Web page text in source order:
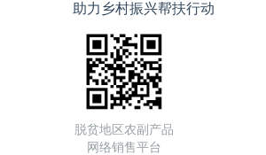
助力乡村振兴帮扶行动
脱贫地区农副产品
网络销售平台